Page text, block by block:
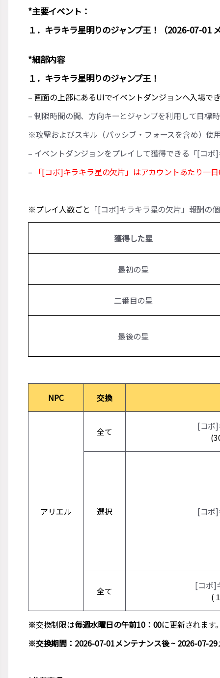
*主要イベント：
１．キラキラ星明りのジャンプ王！（2026-07-01
*細部内容
１．キラキラ星明りのジャンプ王！
– 画面の上部にあるUIでイベントダンジョンへ入場で
– 制限時間の間、方向キーとジャンプを利用して目標
※攻撃およびスキル（パッシブ・フォースを含め）使
– イベントダンジョンをプレイして獲得できる「[コ
–
「[コボ]キラキラ星の欠片」はアカウントあたり一
※プレイ人数ごと 「[コボ]キラキラ星の欠片」報酬の
獲得した星
最初の星
二番目の星
最後の星
NPC 交換
アリエル
全て
[コボ
選択 [コボ
全て
[コボ]
(
※交換制限は毎週水曜日の午前10：00に更新されます
※交換期間：2026-07-01メンテナンス後 ~ 2026-07-